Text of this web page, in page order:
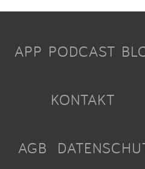
APP PODCAST
KONTAKT
AGB